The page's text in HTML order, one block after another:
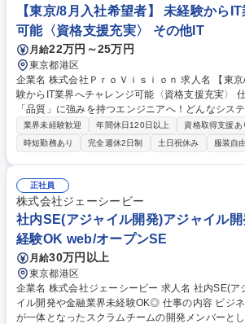
【東京/8月入社希望者】 未経験から
可能〈資格支援充実〉 その他IT
月給22万円～25万円
東京都港区
企業名 株式会社ＰｒｏＶｉｓｉｏｎ 求人名 【東京/8月入社希望者】■未経
験からIT業界へチャレンジ可能〈資格支援充実〉 仕事の内容 【8月入社】
「品質」に強みを持つエンジニアへ！どんなシス
質保証」分野で豊富な実績を持つProVision。手厚
通じて品質スキルを磨き、ITキャリア叶えませんか？ 品質を中心とし
彩なカリキュラムを通じて、実務に使えるスキル
は、品質検証の業務を担当いただく想定ですが、
については品質検証のみならず、ロボットなど最
あるので、エンジニアとしてさらに自身の市場価
す。【今後のキャリアステップ】将来的には、テ
案、PMO領域などへキャリアを広げることも可能です！ 募集職
8月入社希望者】■未経験からIT業界へチャレンジ
業界未経験歓迎 年間休日120日以上 資格取得支援あ
時短勤務あり
完全週休2日制 土日祝休み 服装自由
正社員
株式会社ジェーシービー
社内SE(アジャイル開発)アジャイル
経験OK web/オープンSE
月給30万円以上
東京都港区
企業名 株式会社ジェーシービー 求人名 社内SE(アジャイル開発）アジャ
イル開発や金融業界未経験OK◎ 仕事の内容 ビジネス部門とシステム部門
が一体となったスクラムチームの開発メンバーと